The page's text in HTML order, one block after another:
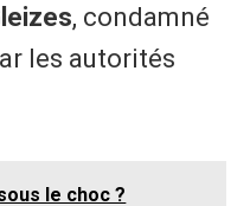
, condamné
les autorités
le choc ?